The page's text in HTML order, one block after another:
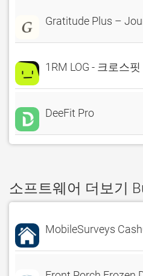
Gratitude Plus –
1RM LOG - 크로스
DeeFit Pro
소프트웨어 더보기
MobileSurveys